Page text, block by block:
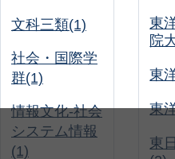
文科三類(1)
社会・国際学
群(1)
情報文化-社会
システム情報
(1)
東
院
東
東
東